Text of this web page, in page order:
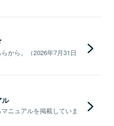
から。（2026年7月31日
ル
ニュアルを掲載していま